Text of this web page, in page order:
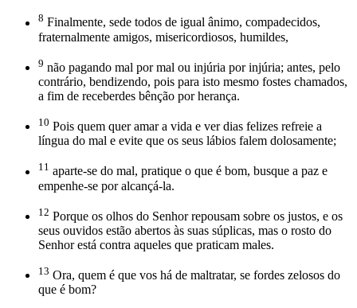
8 Finalmente, sede todos de igual ânimo, compadecidos,
fraternalmente amigos, misericordiosos, humildes,
9 não pagando mal por mal ou injúria por injúria; antes, pelo
contrário, bendizendo, pois para isto mesmo fostes chamados,
a fim de receberdes bênção por herança.
10 Pois quem quer amar a vida e ver dias felizes refreie a
língua do mal e evite que os seus lábios falem dolosamente;
11 aparte-se do mal, pratique o que é bom, busque a paz e
empenhe-se por alcançá-la.
12 Porque os olhos do Senhor repousam sobre os justos, e os
seus ouvidos estão abertos às suas súplicas, mas o rosto do
Senhor está contra aqueles que praticam males.
13 Ora, quem é que vos há de maltratar, se fordes zelosos do
que é bom?